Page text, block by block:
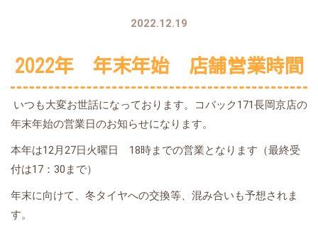
2022.12.19
2022年 年末年始 店舗営業時間
いつも大変お世話になっております。コバック171長岡京店の
年末年始の営業日のお知らせになります。
本年は12月27日火曜日 18時までの営業となります（最終受
付は17：30まで）
年末に向けて、冬タイヤへの交換等、混み合いも予想されま
す。